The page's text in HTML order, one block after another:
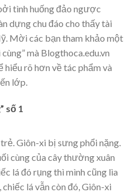
tình huống đảo ngược
dựng chu đáo cho thấy tài
Mời các bạn tham khảo một
mà Blogthoca.edu.vn
rõ hơn về tác phẩm và
lớp.
số 1
Giôn-xi bị sưng phổi nặng.
cùng của cây thường xuân
lá đó rụng thì mình cũng lìa
lá vẫn còn đó, Giôn-xi